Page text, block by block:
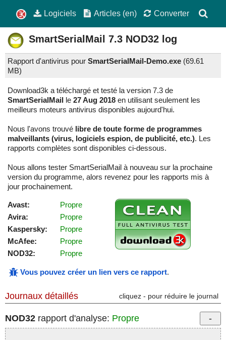
Logiciels Articles (en) Converter
SmartSerialMail 7.3 NOD32 log
Rapport d'antivirus pour SmartSerialMail-Demo.exe (69.61
MB)
Download3k a téléchargé et testé la version 7.3 de
SmartSerialMail le 27 Aug 2018 en utilisant seulement les
meilleurs moteurs antivirus disponibles aujourd'hui.
Nous l'avons trouvé libre de toute forme de programmes
malveillants (virus, logiciels espion, de publicité, etc.). Les
rapports complètes sont disponibles ci-dessous.
Nous allons tester SmartSerialMail à nouveau sur la prochaine
version du programme, alors revenez pour les rapports mis à
jour prochainement.
Avast:
Propre
Avira:
Propre
Kaspersky:
Propre
McAfee:
Propre
NOD32:
Propre
Vous pouvez créer un lien vers ce rapport.
Journaux détaillés cliquez - pour réduire le journal
NOD32 rapport d'analyse: Propre